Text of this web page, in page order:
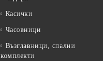
Касички
Часовници
Възглавници, спални
комплекти